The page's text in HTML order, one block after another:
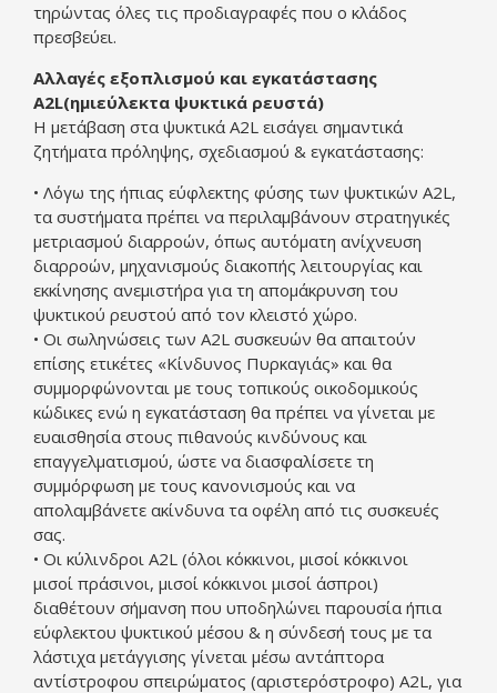
τηρώντας όλες τις προδιαγραφές που ο κλάδος
πρεσβεύει.
Αλλαγές εξοπλισμού και εγκατάστασης
A2L(ημιεύλεκτα ψυκτικά ρευστά)
Η μετάβαση στα ψυκτικά A2L εισάγει σημαντικά
ζητήματα πρόληψης, σχεδιασμού & εγκατάστασης:
• Λόγω της ήπιας εύφλεκτης φύσης των ψυκτικών A2L,
τα συστήματα πρέπει να περιλαμβάνουν στρατηγικές
μετριασμού διαρροών, όπως αυτόματη ανίχνευση
διαρροών, μηχανισμούς διακοπής λειτουργίας και
εκκίνησης ανεμιστήρα για τη απομάκρυνση του
ψυκτικού ρευστού από τον κλειστό χώρο.
• Οι σωληνώσεις των A2L συσκευών θα απαιτούν
επίσης ετικέτες «Κίνδυνος Πυρκαγιάς» και θα
συμμορφώνονται με τους τοπικούς οικοδομικούς
κώδικες ενώ η εγκατάσταση θα πρέπει να γίνεται με
ευαισθησία στους πιθανούς κινδύνους και
επαγγελματισμού, ώστε να διασφαλίσετε τη
συμμόρφωση με τους κανονισμούς και να
απολαμβάνετε ακίνδυνα τα οφέλη από τις συσκευές
σας.
• Οι κύλινδροι A2L (όλοι κόκκινοι, μισοί κόκκινοι
μισοί πράσινοι, μισοί κόκκινοι μισοί άσπροι)
διαθέτουν σήμανση που υποδηλώνει παρουσία ήπια
εύφλεκτου ψυκτικού μέσου & η σύνδεσή τους με τα
λάστιχα μετάγγισης γίνεται μέσω αντάπτορα
αντίστροφου σπειρώματος (αριστερόστροφο) A2L, για